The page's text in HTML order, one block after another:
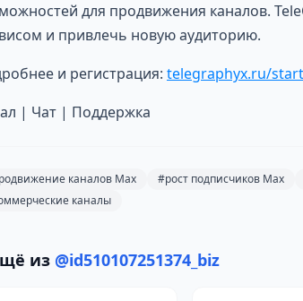
для продвижения каналов.
и привлечь новую аудиторию.
и регистрация: telegraphyx.ru/start
| Чат | Поддержка
каналов Max #рост подписчиков Max
каналы
из @id510107251374_biz